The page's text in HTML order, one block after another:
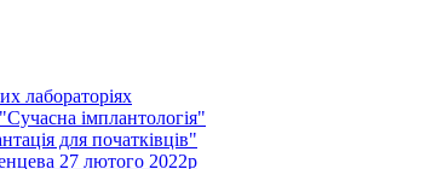
лабораторіях
імплантологія"
для початківців"
27 лютого 2022р